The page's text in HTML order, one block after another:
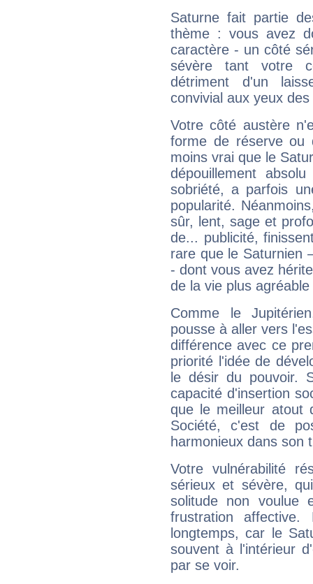
Saturne fait partie
thème : vous avez
caractère - un côté
sévère tant votre
détriment d'un
convivial aux yeux
Votre côté austère
forme de réserve
moins vrai que le
dépouillement
sobriété, a parfois
popularité.
sûr, lent, sage et
de... publicité,
rare que le Saturnien
- dont vous avez
de la vie plus
Comme le
pousse à aller vers
différence avec ce
priorité l'idée de
le désir du pouvoir.
capacité d'insertion
que le meilleur atout
Société, c'est de
harmonieux dans son
Votre vulnérabilité
sérieux et sévère,
solitude non voulue
frustration
longtemps, car le
souvent à l'intérieur
par se voir.